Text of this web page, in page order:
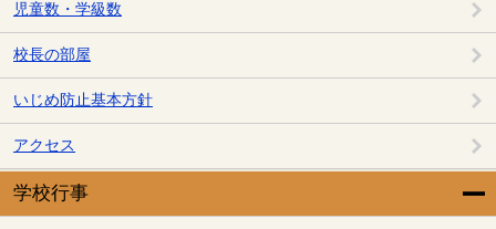
児童数・学級数
校長の部屋
いじめ防止基本方針
アクセス
学校行事